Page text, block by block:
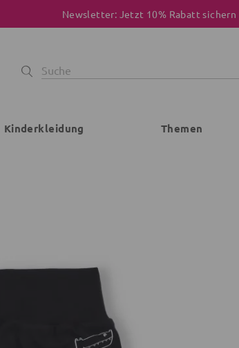
Newsletter: Jetzt 10% Rabatt sichern
Kinderkleidung Themen